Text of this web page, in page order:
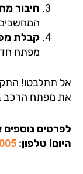
חיבור
המחשבים
קבלת
מפתח חדש
תתלבטו! התקשרו
מפתח הרכב
נוספים או
טלפון: 005